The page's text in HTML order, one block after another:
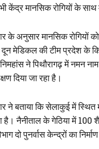
केंद्र मानसिक रोगियों के
अनुसार मानसिक रोगियों
मेडिकल की टीम प्रदेश के
ने पिथौरागढ़ में नमन
दिया जा रहा है।
ने बताया कि सेलाकुई में
है। नैनीताल के गेठिया में 100
दो पुनर्वास केन्द्रों का